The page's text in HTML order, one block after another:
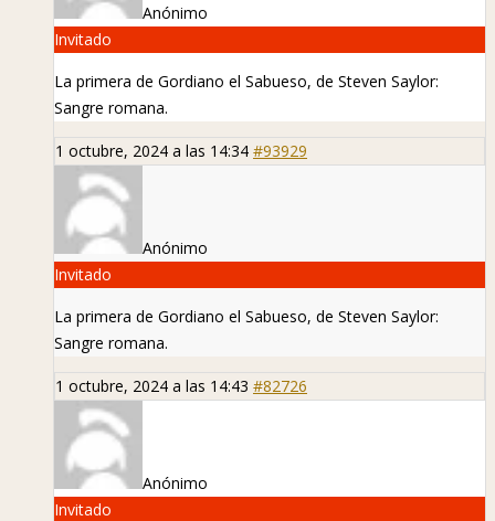
Anónimo
Invitado
La primera de Gordiano el Sabueso, de Steven Saylor:
Sangre romana.
1 octubre, 2024 a las 14:34 #93929
Anónimo
Invitado
La primera de Gordiano el Sabueso, de Steven Saylor:
Sangre romana.
1 octubre, 2024 a las 14:43 #82726
Anónimo
Invitado